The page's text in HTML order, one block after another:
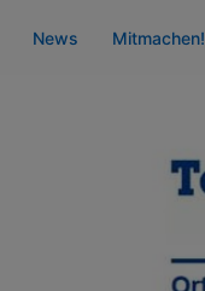
News Mitmachen!